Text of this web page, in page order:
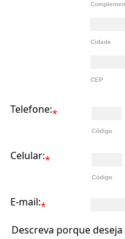
Cidade
CEP
Telefone:*
Código
Celular:*
Código
E-mail:*
Descreva porque